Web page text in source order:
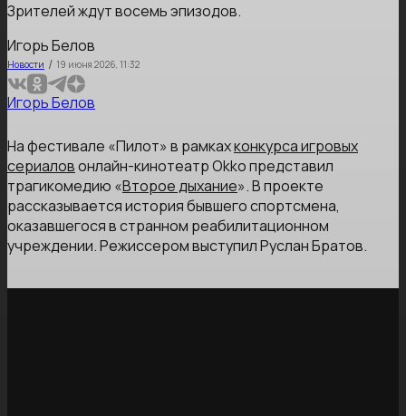
Зрителей ждут восемь эпизодов.
Игорь Белов
Новости / 19 июня 2026, 11:32
Игорь Белов
На фестивале «Пилот» в рамкахконкурса игровых
сериаловонлайн-кинотеатр Okko представил
трагикомедию «Второе дыхание». В проекте
рассказывается история бывшего спортсмена,
оказавшегося в странном реабилитационном
учреждении. Режиссером выступил Руслан Братов.